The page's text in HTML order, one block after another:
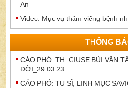
An
Video: Mục vụ thăm viếng bệnh
THÔNG
CÁO PHÓ: TH. GIUSE BÙI VĂN
ĐỜI_29.03.23
CÁO PHÓ: TU SĨ, LINH MỤC